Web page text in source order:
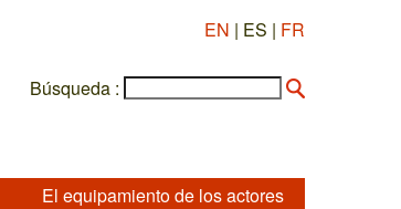
EN | ES | FR
Búsqueda :
El equipamiento de los actores